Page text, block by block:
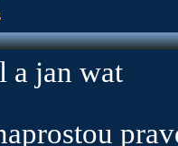
a jan wat